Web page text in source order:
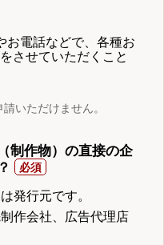
お電話などで、各種お
させていただくこと
いただけません。
制作物）の直接の企
発行元です。
作会社、広告代理店